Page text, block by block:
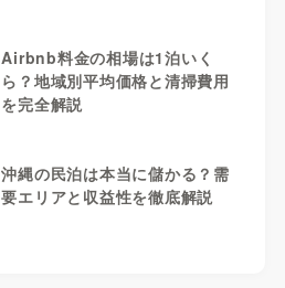
Airbnb料金の相場は1泊いく
ら？地域別平均価格と清掃費用
を完全解説
沖縄の民泊は本当に儲かる？需
要エリアと収益性を徹底解説